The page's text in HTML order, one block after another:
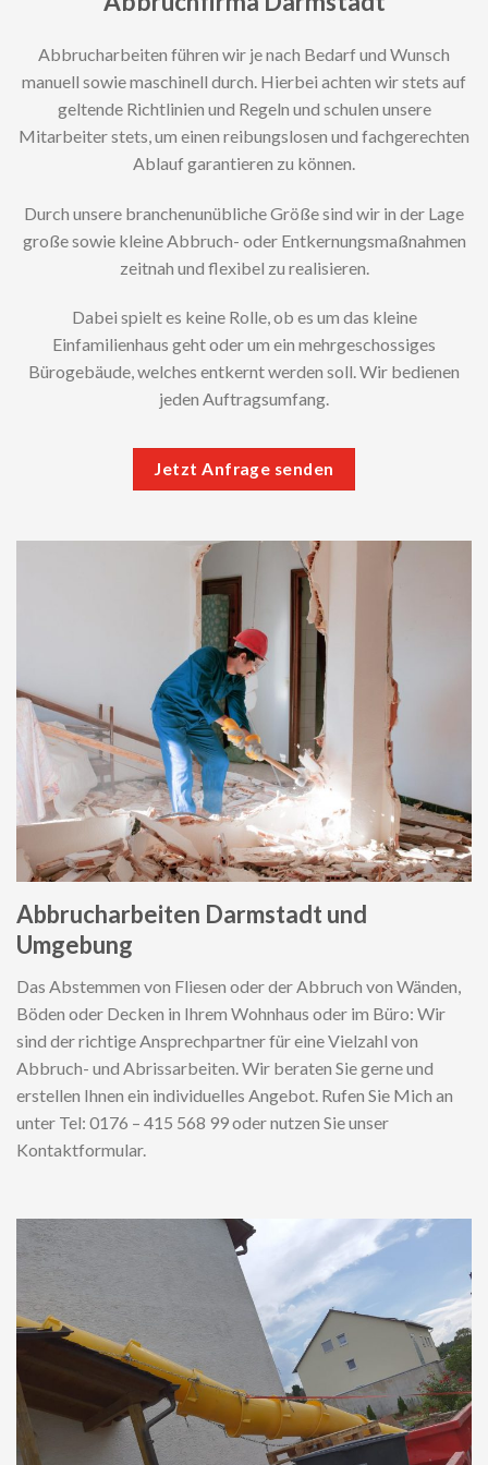
Abbrucharbeiten führen wir je nach Bedarf und Wunsch
manuell sowie maschinell durch. Hierbei achten wir stets auf
geltende Richtlinien und Regeln und schulen unsere
Mitarbeiter stets, um einen reibungslosen und fachgerechten
Ablauf garantieren zu können.
Durch unsere branchenunübliche Größe sind wir in der Lage
große sowie kleine Abbruch- oder Entkernungsmaßnahmen
zeitnah und flexibel zu realisieren.
Dabei spielt es keine Rolle, ob es um das kleine
Einfamilienhaus geht oder um ein mehrgeschossiges
Bürogebäude, welches entkernt werden soll. Wir bedienen
jeden Auftragsumfang.
Jetzt Anfrage senden
Abbrucharbeiten Darmstadt und
Umgebung
Das Abstemmen von Fliesen oder der Abbruch von Wänden,
Böden oder Decken in Ihrem Wohnhaus oder im Büro: Wir
sind der richtige Ansprechpartner für eine Vielzahl von
Abbruch- und Abrissarbeiten. Wir beraten Sie gerne und
erstellen Ihnen ein individuelles Angebot. Rufen Sie Mich an
unter Tel: 0176 – 415 568 99 oder nutzen Sie unser
Kontaktformular.